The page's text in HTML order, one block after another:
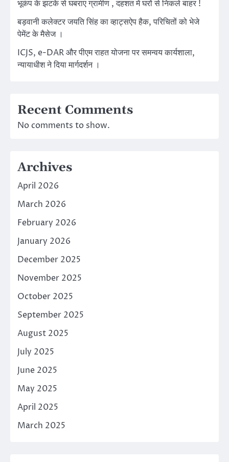
भूकंप के झटके से घबराए ग्रामीण , दहशत में घरों से निकले बाहर !
बड़वानी कलेक्टर जयति सिंह का व्हाट्सऐप हैक, परिचितों को भेजे
पेमेंट के मैसेज ।
ICJS, e-DAR और पीएम राहत योजना पर समन्वय कार्यशाला,
न्यायाधीश ने दिया मार्गदर्शन ।
Recent Comments
No comments to show.
Archives
April 2026
March 2026
February 2026
January 2026
December 2025
November 2025
October 2025
September 2025
August 2025
July 2025
June 2025
May 2025
April 2025
March 2025